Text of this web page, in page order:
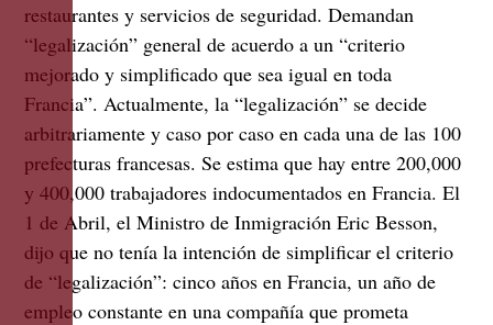
restaurantes y servicios de seguridad. Demandan
“legalización” general de acuerdo a un “criterio
mejorado y simplificado que sea igual en toda
Francia”. Actualmente, la “legalización” se decide
arbitrariamente y caso por caso en cada una de las 100
prefecturas francesas. Se estima que hay entre 200,000
y 400,000 trabajadores indocumentados en Francia. El
1 de Abril, el Ministro de Inmigración Eric Besson,
dijo que no tenía la intención de simplificar el criterio
de “legalización”: cinco años en Francia, un año de
empleo constante en una compañía que prometa